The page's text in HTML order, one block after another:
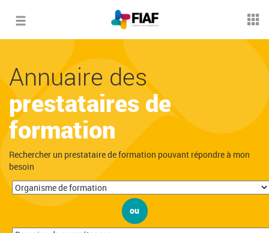
Toggle
Annuaire des
prestataires de
formation
Rechercher un prestataire de formation pouvant répondre à mon
besoin
ou